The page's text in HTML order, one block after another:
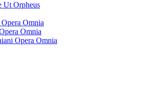
Ut Orpheus
Omnia
Omnia
Opera Omnia